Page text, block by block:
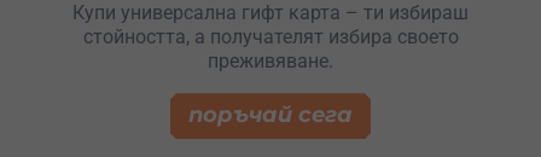
Купи универсална гифт карта – ти избираш
стойността, а получателят избира своето
преживяване.
поръчай сега